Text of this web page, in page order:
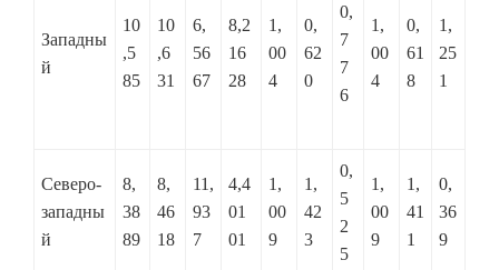
Западны
й
10
,5
85
10
,6
31
6,
56
67
8,2
16
28
1,
00
4
0,
62
0
0,
7
7
6
1,
00
4
0,
61
8
1,
25
1
Северо-
западны
й
8,
38
89
8,
46
18
11,
93
7
4,4
01
01
1,
00
9
1,
42
3
0,
5
2
5
1,
00
9
1,
41
1
0,
36
9